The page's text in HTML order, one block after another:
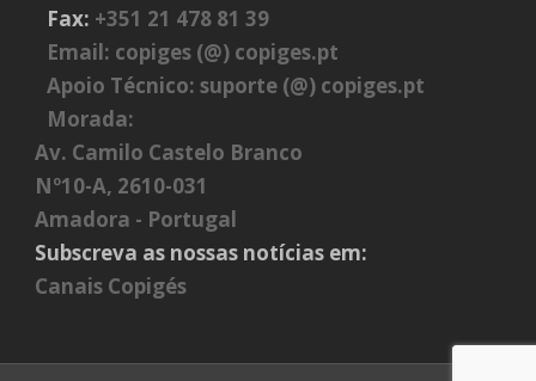
Fax: +351 21 478 81 39
Email: copiges (@) copiges.pt
Apoio Técnico: suporte (@) copiges.pt
Morada:
Av. Camilo Castelo Branco
Nº10-A, 2610-031
Amadora - Portugal
Subscreva as nossas notícias em:
Canais Copigés